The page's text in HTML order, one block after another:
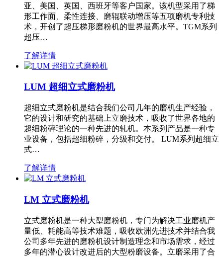
亚、美国、英国、西班牙等客户国家。该机型采用了梯
形工作面、柔性连接、磨辊联动增压等五项磨机专利技
术，开创了超压梯形磨粉机的世界最高水平。TGM系列
超压…
了解详情
LUM 超细立式磨粉机
超细立式磨粉机是结合我们公司几年的磨机生产经验，
它的设计和研究的基础上立磨技术，吸收了世界各地的
超细粉碎理论的一种先进的轧机。本系列产品是一种专
业设备，包括超细粉碎，分级和交付。 LUM系列超细立
式…
了解详情
LM 立式磨粉机
立式磨粉机是一种大型磨粉机，专门为解决工业磨机产
量低、耗能高等技术难题，吸收欧洲先进技术并结合我
公司多年先进的磨粉机设计制造理念和市场需求，经过
多年的潜心设计改进后的大型粉磨设备。立磨采用了合